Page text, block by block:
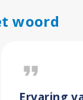
woord
format_quote
Ervaring